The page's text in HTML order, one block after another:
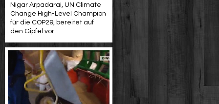
Nigar Arpadarai, UN Climate
Change High-Level Champion
für die COP29, bereitet auf
den Gipfel vor